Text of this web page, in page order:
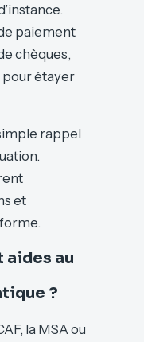
paiement
chèques,
étayer
rappel
et
au
?
la MSA ou